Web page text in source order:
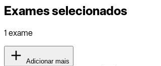
Exames selecionados
1 exame
Adicionar mais